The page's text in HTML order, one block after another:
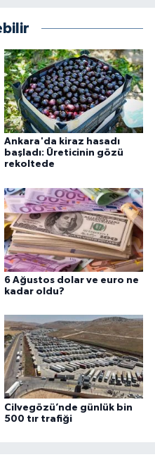
Ankara'da kiraz hasadı
başladı: Üreticinin gözü
rekoltede
6 Ağustos dolar ve euro ne
kadar oldu?
Cilvegözü’nde günlük bin
500 tır trafiği